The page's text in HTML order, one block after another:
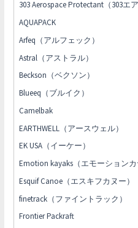
303 Aerospace Protectant（303エ
AQUAPACK
Arfeq（アルフェック）
Astral（アストラル）
Beckson（ベクソン）
Blueeq（ブルイク）
Camelbak
EARTHWELL（アースウェル）
EK USA（イーケー）
Emotion kayaks（エモーションカ
Esquif Canoe（エスキフカヌー）
finetrack（ファイントラック）
Frontier Packraft